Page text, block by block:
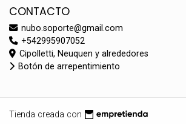
CONTACTO
nubo.soporte@gmail.com
+542995907052
Cipolletti, Neuquen y alrededores
Botón de arrepentimiento
Tienda creada con